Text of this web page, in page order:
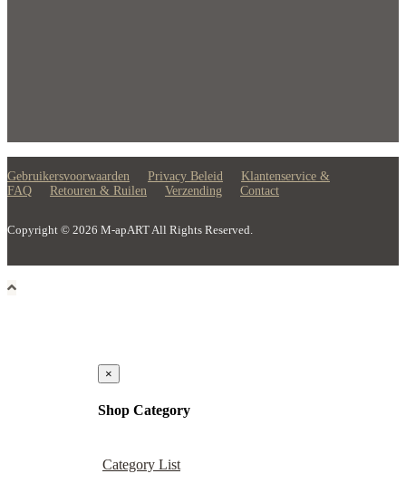
Gebruikersvoorwaarden Privacy Beleid
Klantenservice &
FAQ
Retouren & Ruilen Verzending Contact
Copyright © 2026 M-apART All Rights Reserved.
×
Shop Category
Category List